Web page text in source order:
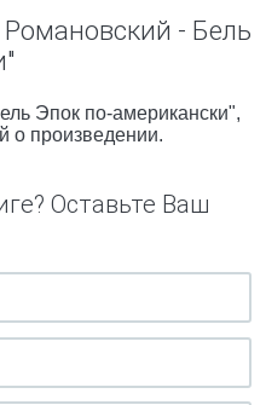
- Бель
Эпок по-американски",
о произведении.
Оставьте Ваш